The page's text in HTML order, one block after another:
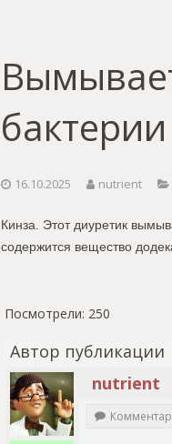
бактерии
16.10.2025 nutrient
Кинза. Этот диуретик
содержится вещество
Посмотрели: 250
Автор публикации
nutrient